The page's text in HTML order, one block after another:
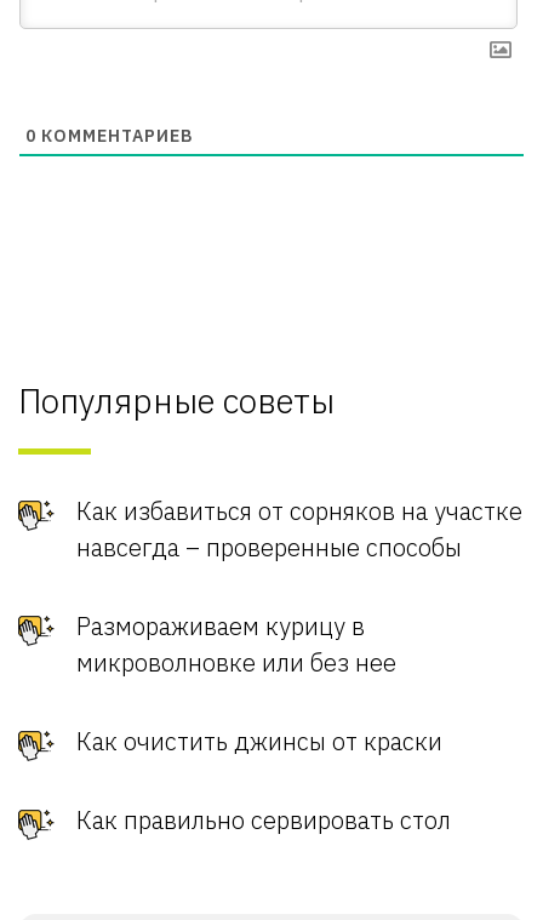
0 КОММЕНТАРИЕВ
Популярные советы
Как избавиться от сорняков на участке
навсегда – проверенные способы
Размораживаем курицу в
микроволновке или без нее
Как очистить джинсы от краски
Как правильно сервировать стол